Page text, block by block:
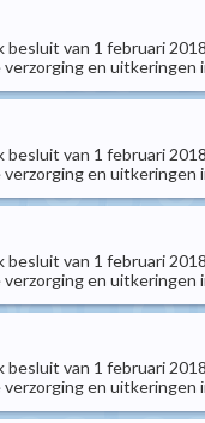
van 1 februari
en
van 1 februari
en
van 1 februari
en
van 1 februari
en